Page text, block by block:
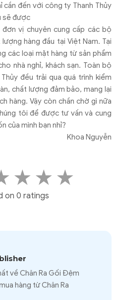
cần đến với công ty Thanh Thủy
sẽ được
vị chuyên cung cấp các bộ
hàng đầu tại Việt Nam. Tại
các loại mặt hàng từ sản phẩm
nhà nghỉ, khách sạn. Toàn bộ
đều trải qua quá trình kiểm
chất lượng đảm bảo, mang lại
hàng. Vậy còn chần chờ gì nữa
tôi để được tư vấn và cung
của mình bạn nhỉ?
Khoa Nguyễn
★ ★ ★
on 0 ratings
về Chăn Ra Gối Đệm
hàng từ Chăn Ra